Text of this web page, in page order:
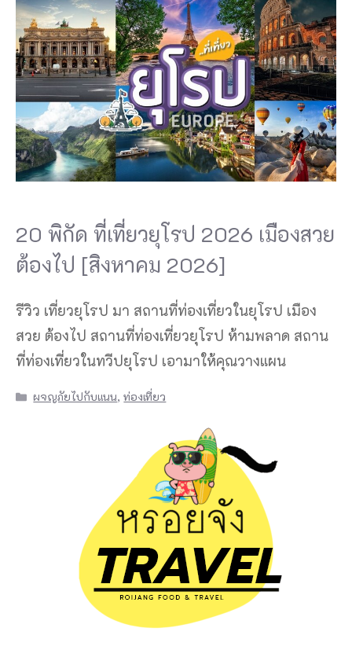
20 พิกัด ที่เที่ยวยุโรป 2026 เมืองสวย
ต้องไป [สิงหาคม 2026]
รีวิว เที่ยวยุโรป มา สถานที่ท่องเที่ยวในยุโรป เมือง
สวย ต้องไป สถานที่ท่องเที่ยวยุโรป ห้ามพลาด สถาน
ที่ท่องเที่ยวในทวีปยุโรป เอามาให้คุณวางแผน
Categories
ผจญภัยไปกับแนน,ท่องเที่ยว